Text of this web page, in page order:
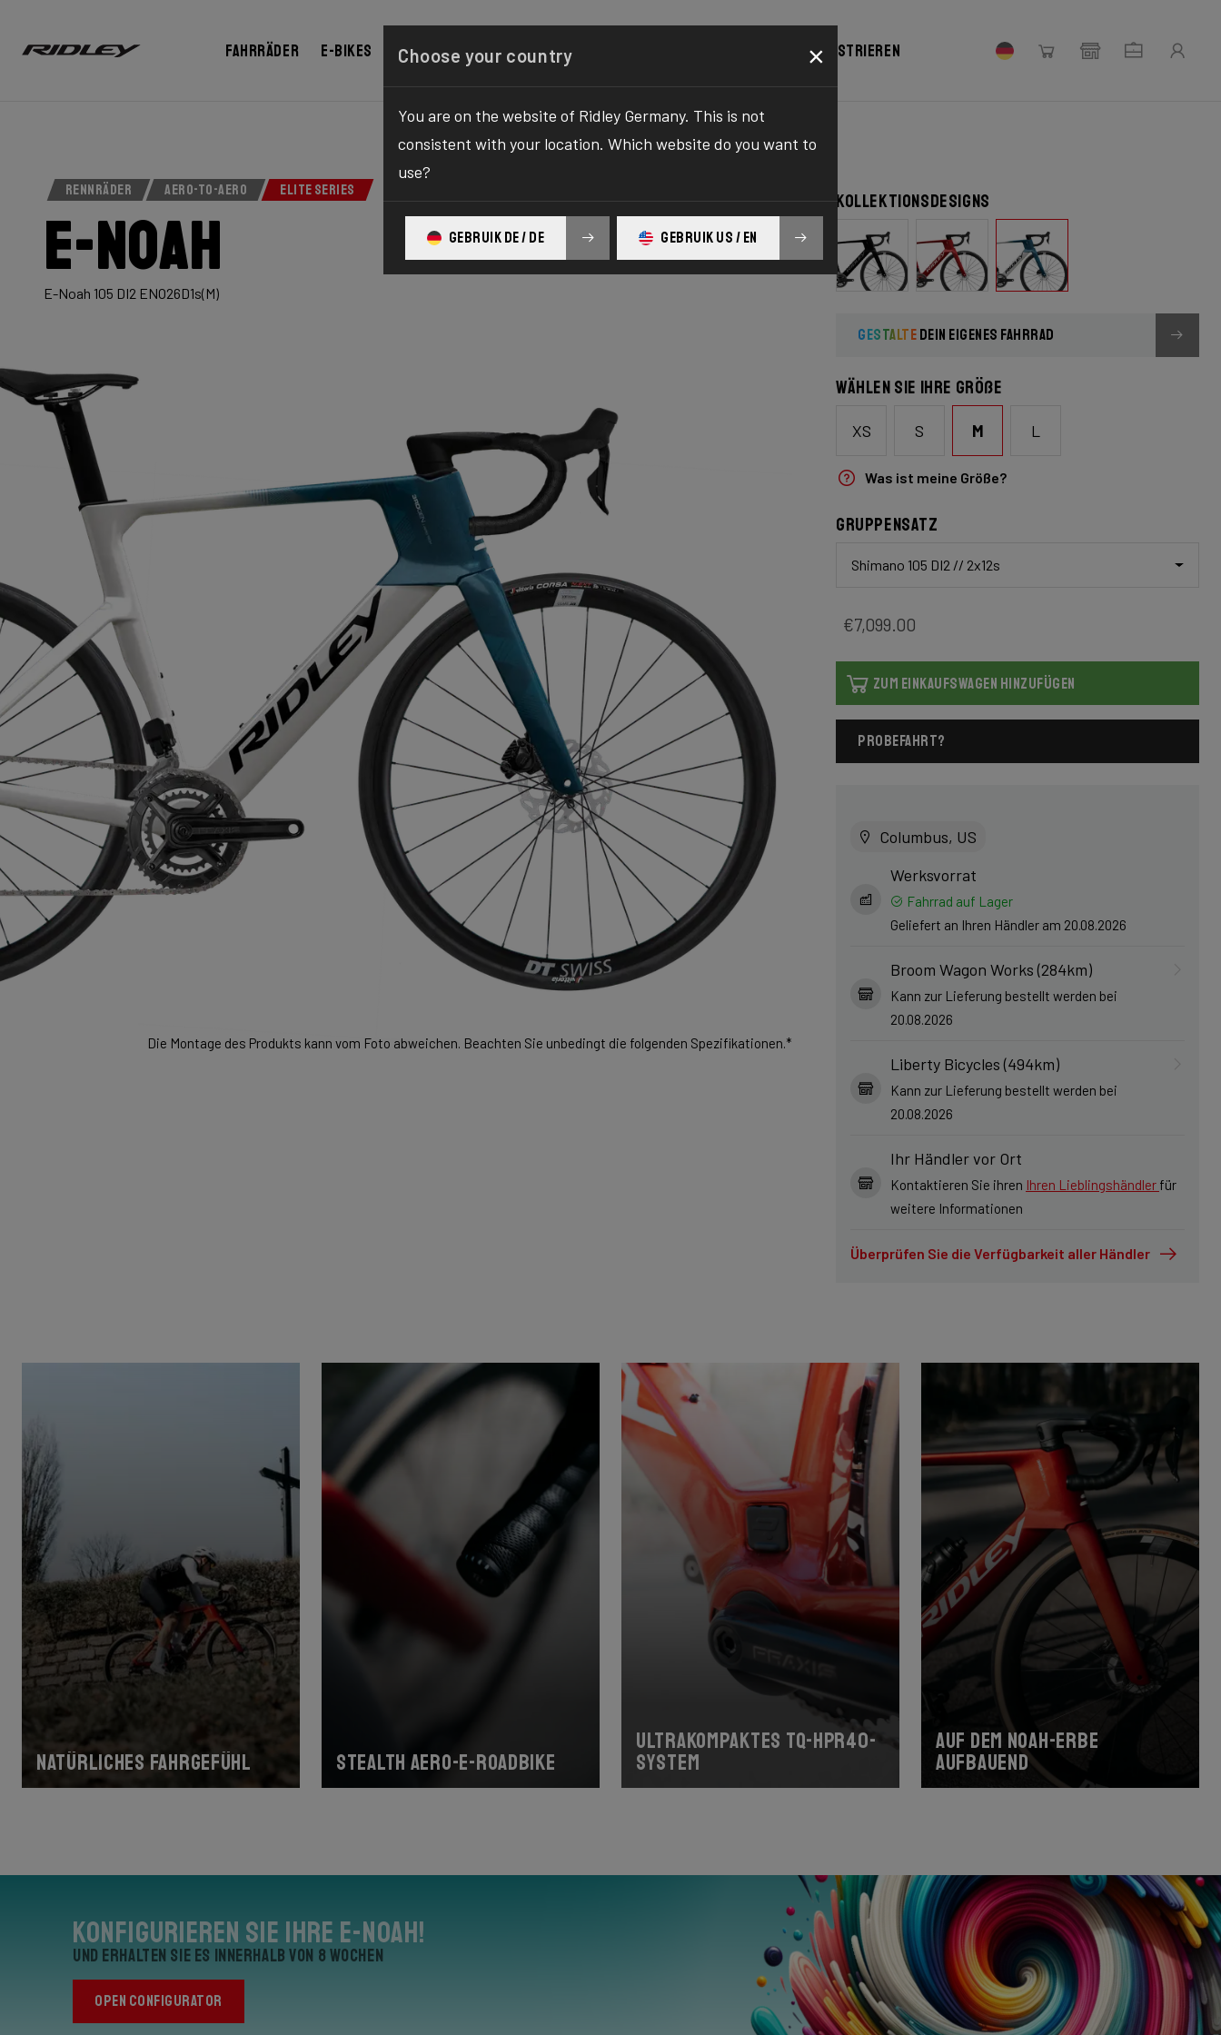
Fahrräder E-bikes Configurator Shop Über uns Ihr Ridley registrieren
RENNRÄDER AERO-TO-AERO ELITE SERIES
E-Noah
E-Noah 105 DI2 ENO26D1s(M)
Die Montage des Produkts kann vom Foto abweichen. Beachten Sie unbedingt die folgenden Spezifikationen.*
Kollektionsdesigns
GESTALTEDEIN EIGENES FAHRRAD
Wählen Sie Ihre Größe
XS S M L
Was ist meine Größe?
Gruppensatz
Shimano 105 DI2 // 2x12s
€7,099.00
ZUM EINKAUFSWAGEN HINZUFÜGEN
PROBEFAHRT?
Columbus, US
Werksvorrat
Fahrrad auf Lager
Geliefert an Ihren Händler am 20.08.2026
Broom Wagon Works (284km)
Kann zur Lieferung bestellt werden bei
20.08.2026
Liberty Bicycles (494km)
Kann zur Lieferung bestellt werden bei
20.08.2026
Ihr Händler vor Ort
Kontaktieren Sie ihren Ihren Lieblingshändler für
weitere Informationen
Überprüfen Sie die Verfügbarkeit aller Händler
Natürliches Fahrgefühl Stealth Aero-E-Roadbike
Ultrakompaktes TQ-HPR40-
System
Auf dem Noah-Erbe
aufbauend
Konfigurieren Sie Ihre E-Noah!
und erhalten Sie es innerhalb von 8 Wochen
OPEN CONFIGURATOR
Choose your country ×
You are on the website of Ridley Germany. This is not
consistent with your location. Which website do you want to
use?
GEBRUIK DE / DE GEBRUIK US / EN